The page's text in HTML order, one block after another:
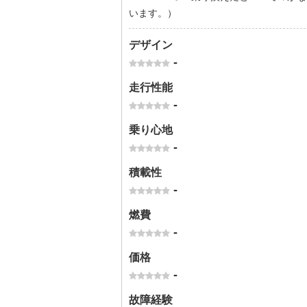
います。）
デザイン
-
走行性能
-
乗り心地
-
積載性
-
燃費
-
価格
-
故障経験